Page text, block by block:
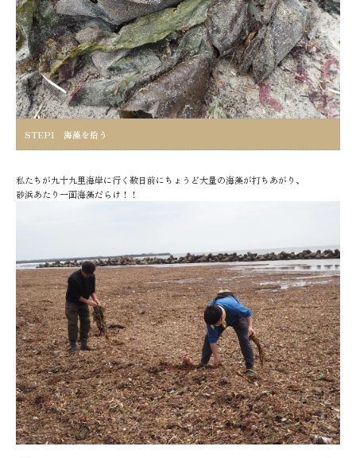
STEP1 海藻を拾う
私たちが九十九里海岸に行く数日前にちょうど大量の海藻が打ちあがり、
砂浜あたり一面海藻だらけ！！